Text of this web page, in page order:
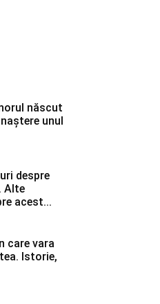
născut
unul
despre
Alte
acest...
care vara
Istorie,